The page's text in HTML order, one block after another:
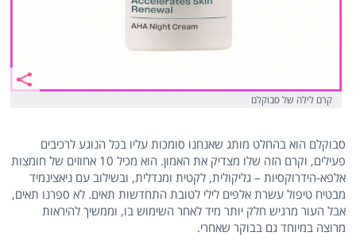
קרם לילה של סבוקלם
סבוקלם הוא בהחלט מותג שאנחנו סומכות עליו בכל הנוגע לרכיבים
פעילים, וקרם הזה שלו מצדיק את האמון. הוא מכיל 10 אחוזים של חומצות
אלפא-הידרוקסיות – גליקולית, לקטית ומנדלית, ובשילוב עם ניאצינמיד
מבטיח טיפול עשרת אלפים לילי לטובת התחדשות תאים. לא ספרנו תאים,
אבל העור מרגיש חלק יותר מיד לאחר השימוש בו, וממשיך להיראות
מרוצה במיוחד גם בבוקר שאחרי.